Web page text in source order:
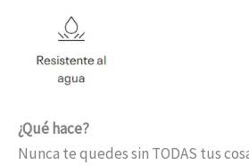
¿Qué hace?
Nunca te quedes sin TODAS tus